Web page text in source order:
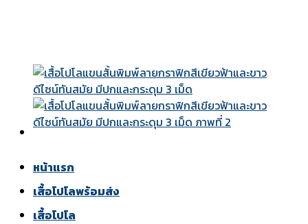
หน้าแรก
เสื้อโปโลพร้อมส่ง
เสื้อโปโล